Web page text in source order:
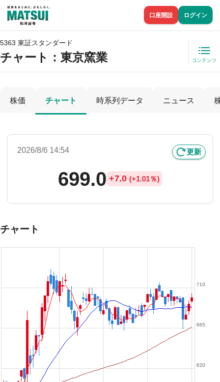
口座開設 ログイン
5363 東証スタンダード
チャート： 東京窯業 コンテンツ
株価 チャート 時系列データ ニュース
2026/8/6 14:54 更新
699.0 +7.0 (+1.01％)
チャート
620
665
710